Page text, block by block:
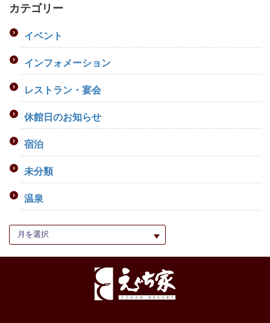
カテゴリー
イベント
インフォメーション
レストラン・宴会
休館日のお知らせ
宿泊
未分類
温泉